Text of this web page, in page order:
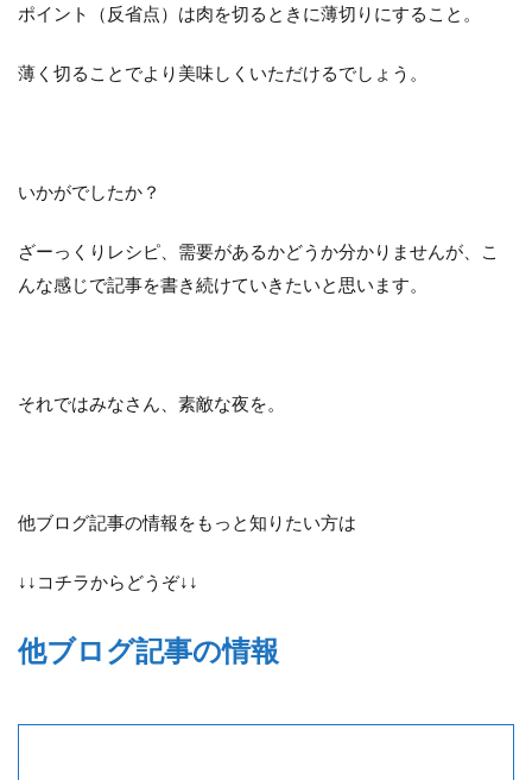
ポイント（反省点）は肉を切るときに薄切りにすること。
薄く切ることでより美味しくいただけるでしょう。
いかがでしたか？
ざーっくりレシピ、需要があるかどうか分かりませんが、こ
んな感じで記事を書き続けていきたいと思います。
それではみなさん、素敵な夜を。
他ブログ記事の情報をもっと知りたい方は
↓↓コチラからどうぞ↓↓
他ブログ記事の情報